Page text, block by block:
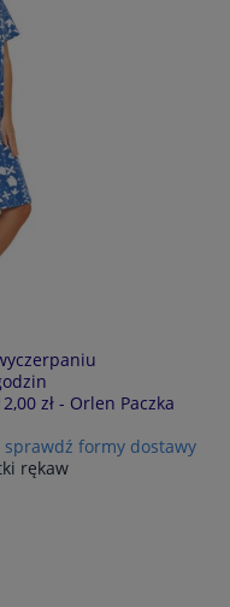
zł - Orlen Paczka
płatności
sprawdź formy dostawy
rękaw